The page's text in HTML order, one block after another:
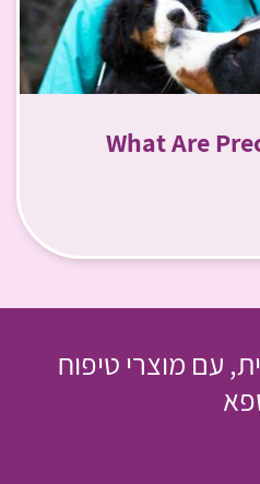
?What Are
עם מוצרי טיפוח